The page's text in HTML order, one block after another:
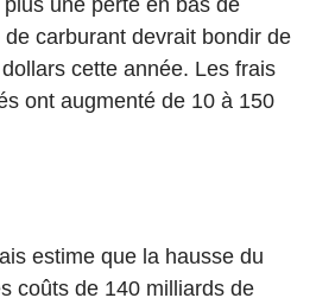
une perte en bas de
carburant devrait bondir de
cette année. Les frais
ont augmenté de 10 à 150
estime que la hausse du
coûts de 140 milliards de